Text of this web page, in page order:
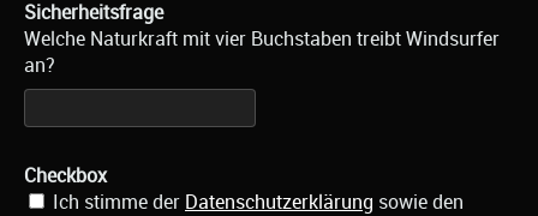
Sicherheitsfrage
Welche Naturkraft mit vier Buchstaben treibt Windsurfer
an?
Checkbox
Ich stimme der Datenschutzerklärung sowie den